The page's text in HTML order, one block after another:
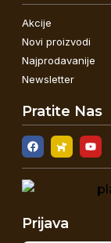
Akcije
Novi proizvodi
Najprodavanije
Newsletter
Pratite Nas
Prijava